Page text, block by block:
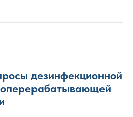
дезинфекционной